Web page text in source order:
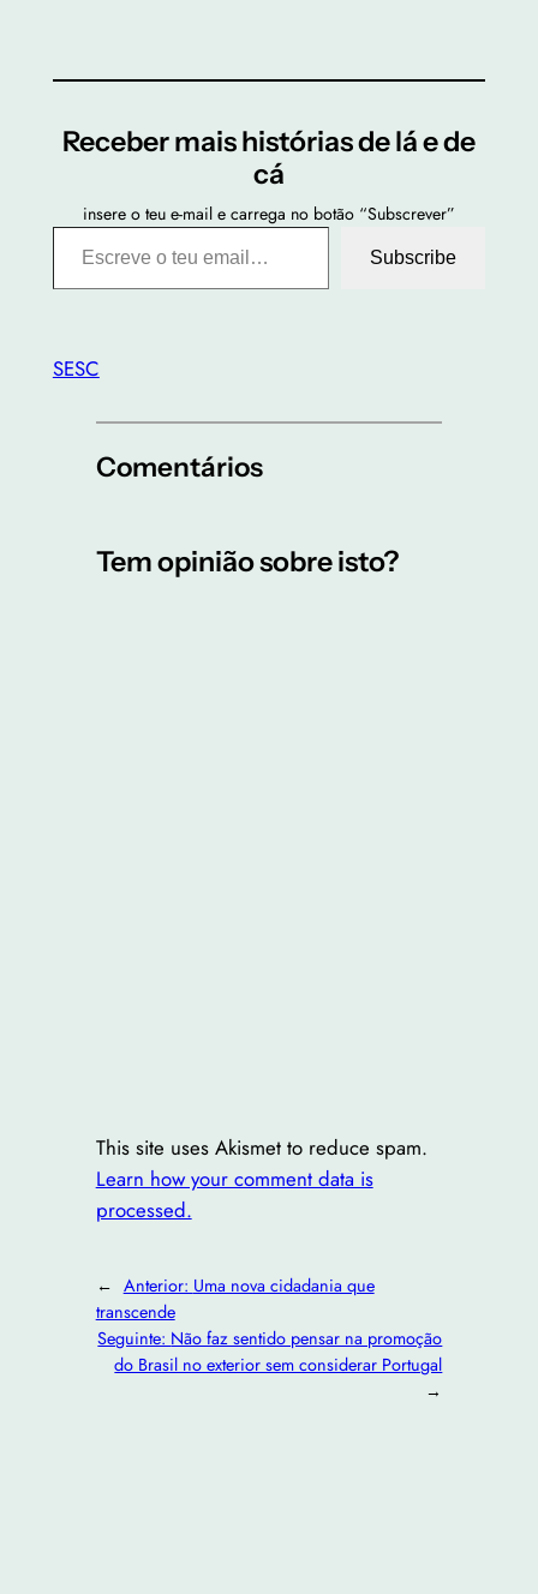
Receber mais histórias de lá e de
cá
insere o teu e-mail e carrega no botão “Subscrever”
Escreve o teu email…
Subscribe
SESC
Comentários
Tem opinião sobre isto?
This site uses Akismet to reduce spam.
Learn how your comment data is
processed.
← Anterior: Uma nova cidadania que
transcende
Seguinte: Não faz sentido pensar na promoção
do Brasil no exterior sem considerar Portugal
→